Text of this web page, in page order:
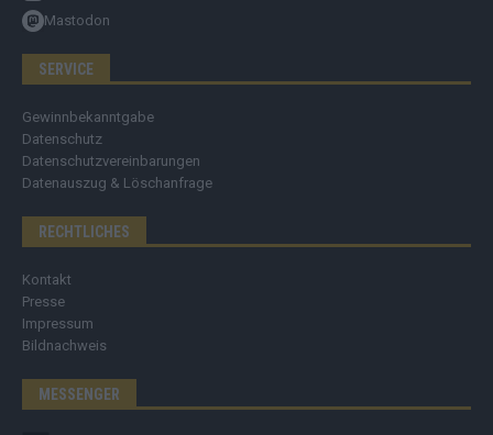
Mastodon
SERVICE
Gewinnbekanntgabe
Datenschutz
Datenschutzvereinbarungen
Datenauszug & Löschanfrage
RECHTLICHES
Kontakt
Presse
Impressum
Bildnachweis
MESSENGER